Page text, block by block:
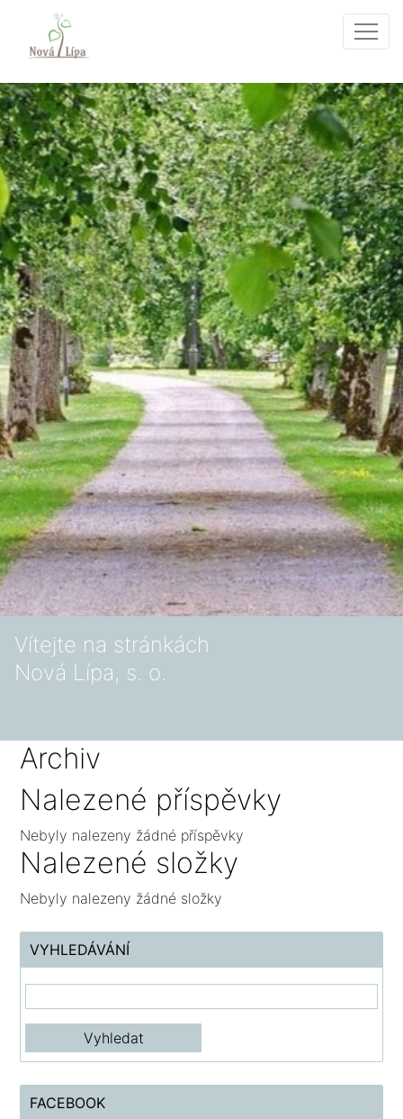
Vítejte na stránkách
Nová Lípa, s. o.
Archiv
Nalezené příspěvky
Nebyly nalezeny žádné příspěvky
Nalezené složky
Nebyly nalezeny žádné složky
VYHLEDÁVÁNÍ
FACEBOOK